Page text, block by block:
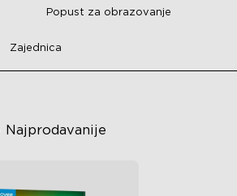
Popust za obrazovanje
Zajednica
Najprodavanije